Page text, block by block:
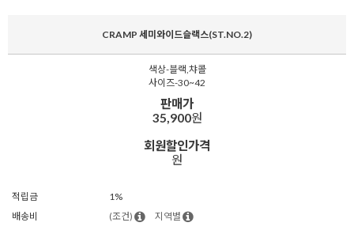
CRAMP 세미와이드슬랙스(ST.NO.2)
색상-블랙,챠콜
사이즈-30~42
판매가
35,900원
회원할인가격
원
적립금
1%
배송비
(조건) 지역별